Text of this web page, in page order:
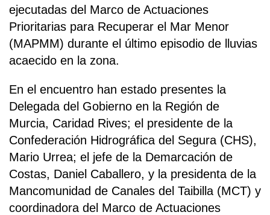
ejecutadas del Marco de Actuaciones
Prioritarias para Recuperar el Mar Menor
(MAPMM) durante el último episodio de lluvias
acaecido en la zona.
En el encuentro han estado presentes la
Delegada del Gobierno en la Región de
Murcia, Caridad Rives; el presidente de la
Confederación Hidrográfica del Segura (CHS),
Mario Urrea; el jefe de la Demarcación de
Costas, Daniel Caballero, y la presidenta de la
Mancomunidad de Canales del Taibilla (MCT) y
coordinadora del Marco de Actuaciones